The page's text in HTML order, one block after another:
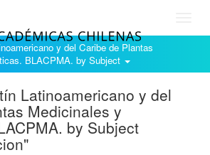
y del Caribe de Plantas
BLACPMA. by Subject
Latinoamericano y del
Medicinales y
by Subject